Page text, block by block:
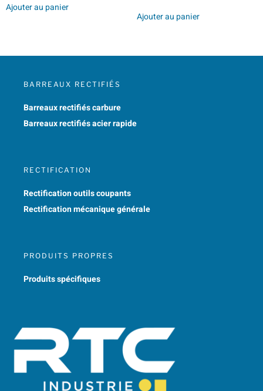
Ajouter au panier
Ajouter au panier
BARREAUX RECTIFIÉS
Barreaux rectifiés carbure
Barreaux rectifiés acier rapide
RECTIFICATION
Rectification outils coupants
Rectification mécanique générale
PRODUITS PROPRES
Produits spécifiques